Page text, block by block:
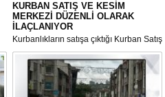
KURBAN SATIŞ VE KESİM
MERKEZİ DÜZENLİ OLARAK
İLAÇLANIYOR
Kurbanlıkların satışa çıktığı Kurban Satış
ve Kesim Merkezi, haşere ve
mikropların önüne geçilmesi amacıyla
her gün Gölbaşı Belediyesi ekipleri
tarafından düzenli olarak ilaçlanıyor.